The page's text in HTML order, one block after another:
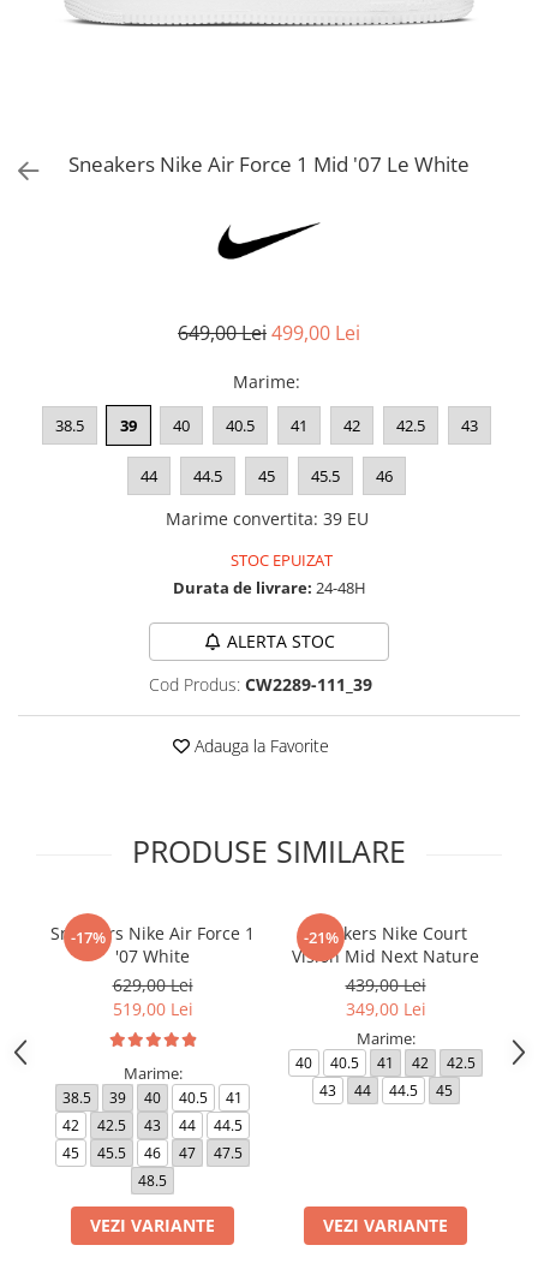
Bluze fotbal copii
Sorturi fotbal femei
Sneakers Nike Air Force 1 Mid '07 Le White
649,00 Lei499,00 Lei
Marime:
38.5 39 40 40.5 41 42 42.5 43
44 44.5 45 45.5 46
Marime convertita: 39 EU
STOC EPUIZAT
Durata de livrare: 24-48H
ALERTA STOC
Cod Produs: CW2289-111_39
Adauga la Favorite
PRODUSE SIMILARE
-17%
Sneakers Nike Air Force 1
'07 White
629,00 Lei
519,00 Lei
Marime:
38.5 39 40 40.5
41
42
42.5 43 44
44.5
45
45.5 46 47
47.5
48.5
VEZI VARIANTE
-21%
Sneakers Nike Court
Vision Mid Next Nature
439,00 Lei
349,00 Lei
Marime:
40 40.5 41 42
42.5
43
44 44.5 45
VEZI VARIANTE